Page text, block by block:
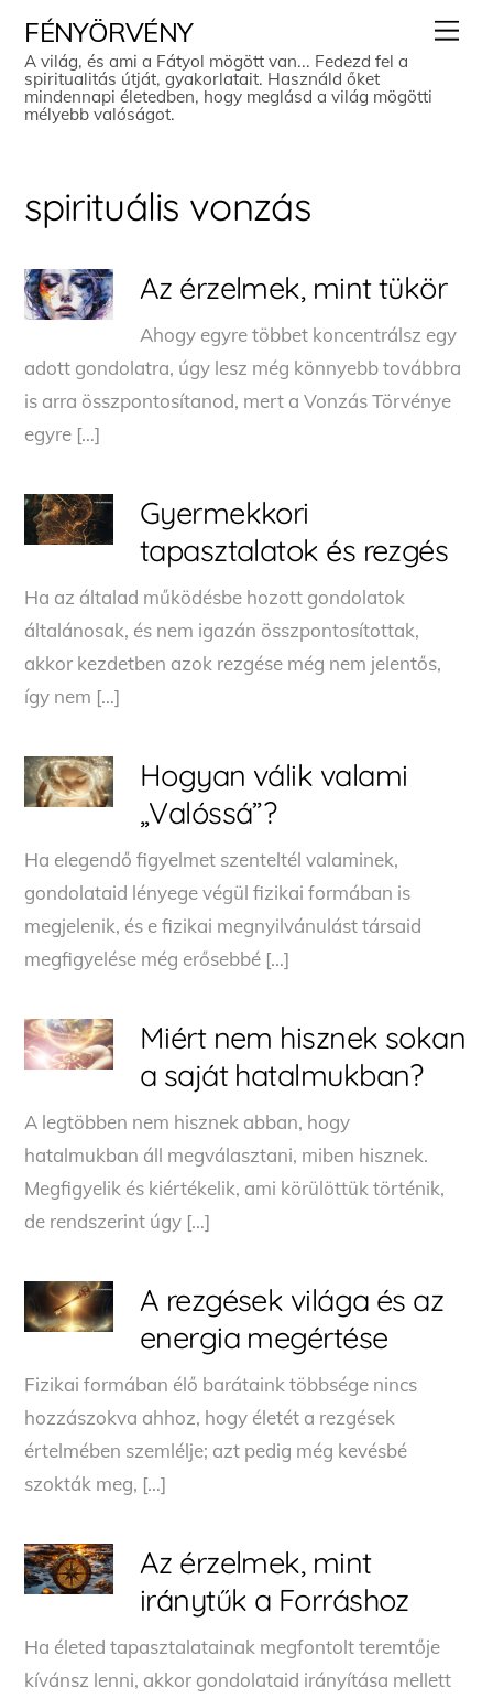
content
FÉNYÖRVÉNY
A világ, és ami a Fátyol mögött van... Fedezd fel a
spiritualitás útját, gyakorlatait. Használd őket
mindennapi életedben, hogy meglásd a világ mögötti
mélyebb valóságot.
spirituális vonzás
Az érzelmek, mint tükör
Ahogy egyre többet koncentrálsz egy
adott gondolatra, úgy lesz még könnyebb továbbra
is arra összpontosítanod, mert a Vonzás Törvénye
egyre […]
Gyermekkori
tapasztalatok és rezgés
Ha az általad működésbe hozott gondolatok
általánosak, és nem igazán összpontosítottak,
akkor kezdetben azok rezgése még nem jelentős,
így nem […]
Hogyan válik valami
„Valóssá”?
Ha elegendő figyelmet szenteltél valaminek,
gondolataid lényege végül fizikai formában is
megjelenik, és e fizikai megnyilvánulást társaid
megfigyelése még erősebbé […]
Miért nem hisznek sokan
a saját hatalmukban?
A legtöbben nem hisznek abban, hogy
hatalmukban áll megválasztani, miben hisznek.
Megfigyelik és kiértékelik, ami körülöttük történik,
de rendszerint úgy […]
A rezgések világa és az
energia megértése
Fizikai formában élő barátaink többsége nincs
hozzászokva ahhoz, hogy életét a rezgések
értelmében szemlélje; azt pedig még kevésbé
szokták meg, […]
Az érzelmek, mint
iránytűk a Forráshoz
Ha életed tapasztalatainak megfontolt teremtője
kívánsz lenni, akkor gondolataid irányítása mellett